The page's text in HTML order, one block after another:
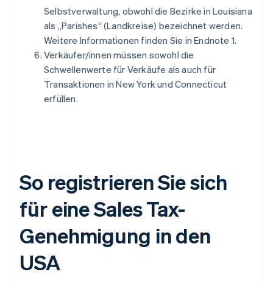
Selbstverwaltung, obwohl die Bezirke in Louisiana
als „Parishes“ (Landkreise) bezeichnet werden.
Weitere Informationen finden Sie in Endnote 1.
Verkäufer/innen müssen sowohl die
Schwellenwerte für Verkäufe als auch für
Transaktionen in New York und Connecticut
erfüllen.
So registrieren Sie sich
für eine Sales Tax-
Genehmigung in den
USA